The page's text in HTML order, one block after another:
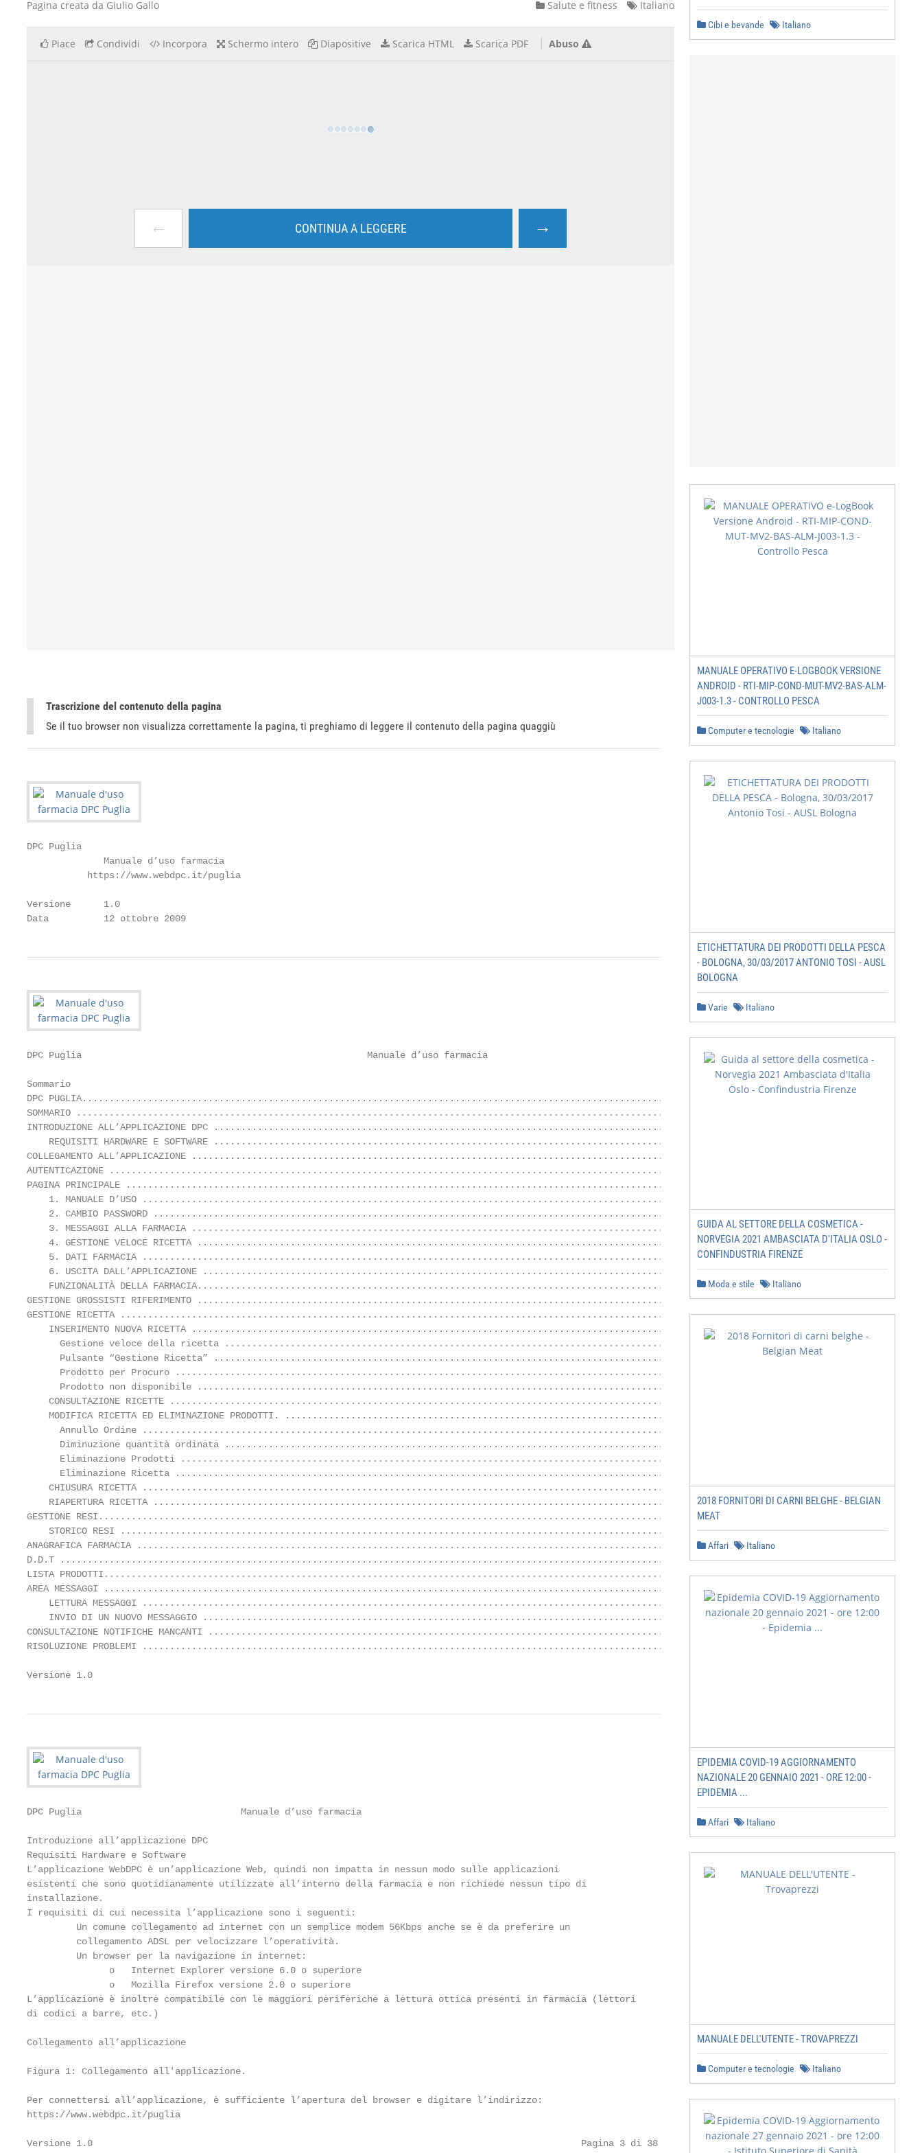
Pagina creata da Giulio Gallo Salute e fitness Italiano
Piace Condividi Incorpora Schermo intero Diapositive Scarica HTML Scarica PDF Abuso
← CONTINUA A LEGGERE →
Trascrizione del contenuto della pagina
Se il tuo browser non visualizza correttamente la pagina, ti preghiamo di leggere il contenuto della pagina quaggiù
DPC Puglia
              Manuale d’uso farmacia
           https://www.webdpc.it/puglia
Versione      1.0
Data          12 ottobre 2009
DPC Puglia                                                    Manuale d’uso farmacia
Sommario
DPC
SOMMARIO
INTRODUZIONE ALL’APPLICAZIONE DPC ..................................................................................................... 3
    REQUISITI HARDWARE E SOFTWARE ......................................................................................................................... 3
COLLEGAMENTO ALL’APPLICAZIONE ........................................................................................................... 3
AUTENTICAZIONE ................................................................................................................................................ 4
PAGINA PRINCIPALE ............................................................................................................................................ 5
    1. MANUALE D’USO ............................................................................................................................................ 5
    2. CAMBIO PASSWORD ........................................................................................................................................ 5
    3. MESSAGGI ALLA FARMACIA ............................................................................................................................. 6
    4. GESTIONE VELOCE RICETTA ............................................................................................................................ 6
5. DATI FARMACIA
    6. USCITA DALL’APPLICAZIONE ........................................................................................................................... 6
    FUNZIONALITÀ DELLA FARMACIA............................................................................................................................. 6
GESTIONE GROSSISTI RIFERIMENTO ............................................................................................................. 7
GESTIONE RICETTA ............................................................................................................................................. 8
    INSERIMENTO NUOVA RICETTA ................................................................................................................................ 8
Gestione veloce della ricetta
      Pulsante “Gestione Ricetta” ............................................................................................................................... 9
Prodotto per Procuro
Prodotto non disponibile
    CONSULTAZIONE RICETTE .......................................................................................................................................15
    MODIFICA RICETTA ED ELIMINAZIONE PRODOTTI. ....................................................................................................17
Annullo Ordine
      Diminuzione quantità ordinata ...........................................................................................................................18
Eliminazione Prodotti
Eliminazione Ricetta
CHIUSURA RICETTA
RIAPERTURA RICETTA
GESTIONE
STORICO RESI
ANAGRAFICA FARMACIA ..................................................................................................................................31
D.D.T
LISTA PRODOTTI..................................................................................................................................................33
AREA MESSAGGI ..................................................................................................................................................33
LETTURA MESSAGGI
    INVIO DI UN NUOVO MESSAGGIO ..............................................................................................................................35
CONSULTAZIONE NOTIFICHE MANCANTI ....................................................................................................37
RISOLUZIONE PROBLEMI ..................................................................................................................................38
Versione 1.0                                                                                                                                                 Pagina
DPC Puglia                             Manuale d’uso farmacia
Introduzione all’applicazione DPC
Requisiti Hardware e Software
L’applicazione WebDPC è un’applicazione Web, quindi non impatta in nessun modo sulle applicazioni
esistenti che sono quotidianamente utilizzate all’interno della farmacia e non richiede nessun tipo di
installazione.
I requisiti di cui necessita l’applicazione sono i seguenti:
         Un comune collegamento ad internet con un semplice modem 56Kbps anche se è da preferire un
         collegamento ADSL per velocizzare l’operatività.
         Un browser per la navigazione in internet:
               o   Internet Explorer versione 6.0 o superiore
               o   Mozilla Firefox versione 2.0 o superiore
L’applicazione è inoltre compatibile con le maggiori periferiche a lettura ottica presenti in farmacia (lettori
di codici a barre, etc.)
Collegamento all’applicazione
Figura 1: Collegamento all'applicazione.
Per connettersi all’applicazione, è sufficiente l’apertura del browser e digitare l’indirizzo:
https://www.webdpc.it/puglia
Versione 1.0                                                                                         Pagina 3 di 38
Cibi e bevande Italiano
MANUALE OPERATIVO E-LOGBOOK VERSIONE
ANDROID - RTI-MIP-COND-MUT-MV2-BAS-ALM-
J003-1.3 - CONTROLLO PESCA
Computer e tecnologie Italiano
ETICHETTATURA DEI PRODOTTI DELLA PESCA
- BOLOGNA, 30/03/2017 ANTONIO TOSI - AUSL
BOLOGNA
Varie Italiano
GUIDA AL SETTORE DELLA COSMETICA -
NORVEGIA 2021 AMBASCIATA D'ITALIA OSLO -
CONFINDUSTRIA FIRENZE
Moda e stile Italiano
2018 FORNITORI DI CARNI BELGHE - BELGIAN
MEAT
Affari Italiano
EPIDEMIA COVID-19 AGGIORNAMENTO
NAZIONALE 20 GENNAIO 2021 - ORE 12:00 -
EPIDEMIA ...
Affari Italiano
MANUALE DELL'UTENTE - TROVAPREZZI
Computer e tecnologie Italiano